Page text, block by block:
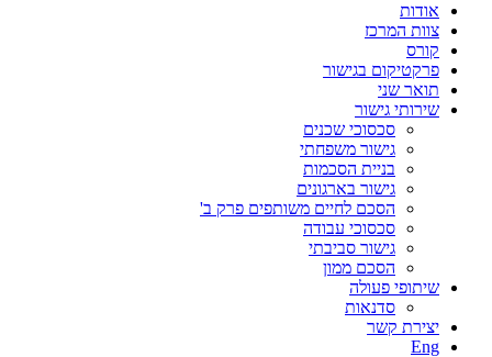
אודות
צוות המרכז
קורס
פרקטיקום בגישור
תואר שני
שירותי גישור
סכסוכי שכנים
גישור משפחתי
בניית הסכמות
גישור בארגונים
הסכם לחיים משותפים פרק ב'
סכסוכי עבודה
גישור סביבתי
הסכם ממון
שיתופי פעולה
סדנאות
יצירת קשר
Eng